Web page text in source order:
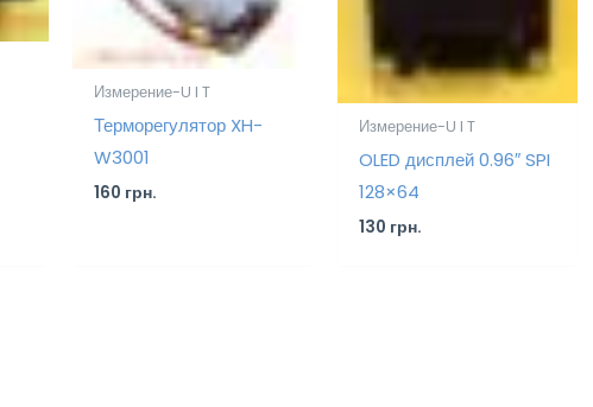
Измерение-U I T
Терморегулятор XH-
W3001
160 грн.
Измерение-U I T
OLED дисплей 0.96″ SPI
128×64
130 грн.